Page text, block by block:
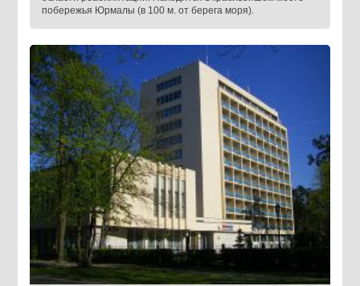
побережья Юрмалы (в 100 м. от берега моря).